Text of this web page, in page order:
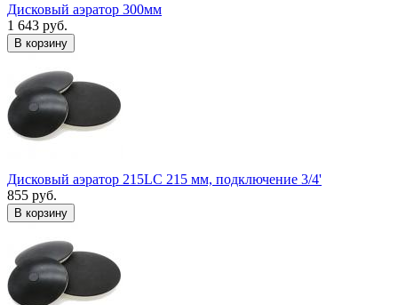
Дисковый аэратор 300мм
1 643 руб.
В корзину
Дисковый аэратор 215LC 215 мм, подключение 3/4'
855 руб.
В корзину